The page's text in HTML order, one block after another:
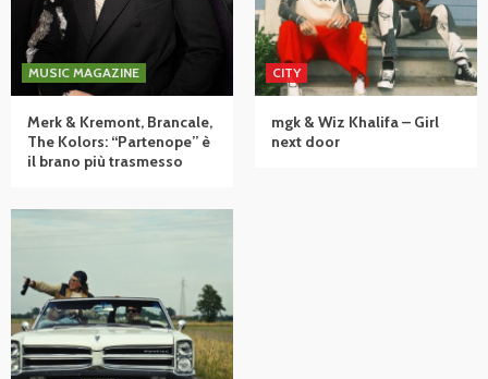
MUSIC MAGAZINE
Merk & Kremont, Brancale,
The Kolors: “Partenope” è
il brano più trasmesso
CITY
mgk & Wiz Khalifa – Girl
next door